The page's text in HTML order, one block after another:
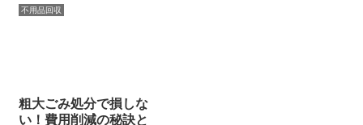
不用品回収
粗大ごみ処分で損しな
い！費用削減の秘訣と